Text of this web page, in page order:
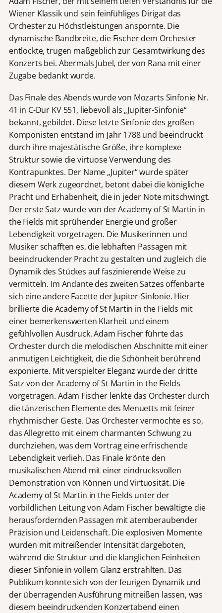
Wiener Klassik und sein feinfühliges Dirigat das
Orchester zu Höchstleistungen anspornte. Die
dynamische Bandbreite, die Fischer dem Orchester
entlockte, trugen maßgeblich zur Gesamtwirkung des
Konzerts bei. Abermals Jubel, der von Rana mit einer
Zugabe bedankt wurde.
Das Finale des Abends wurde von Mozarts Sinfonie Nr.
41 in C-Dur KV 551, liebevoll als „Jupiter-Sinfonie“
bekannt, gebildet. Diese letzte Sinfonie des großen
Komponisten entstand im Jahr 1788 und beeindruckt
durch ihre majestätische Größe, ihre komplexe
Struktur sowie die virtuose Verwendung des
Kontrapunktes. Der Name „Jupiter“ wurde später
diesem Werk zugeordnet, betont dabei die königliche
Pracht und Erhabenheit, die in jeder Note mitschwingt.
Der erste Satz wurde von der Academy of St Martin in
the Fields mit sprühender Energie und großer
Lebendigkeit vorgetragen. Die Musikerinnen und
Musiker schafften es, die lebhaften Passagen mit
beeindruckender Pracht zu gestalten und zugleich die
Dynamik des Stückes auf faszinierende Weise zu
vermitteln. Im Andante des zweiten Satzes offenbarte
sich eine andere Facette der Jupiter-Sinfonie. Hier
brillierte die Academy of St Martin in the Fields mit
einer bemerkenswerten Klarheit und einem
gefühlvollen Ausdruck. Adam Fischer führte das
Orchester durch die melodischen Abschnitte mit einer
anmutigen Leichtigkeit, die die Schönheit berührend
exponierte. Mit verspielter Eleganz wurde der dritte
Satz von der Academy of St Martin in the Fields
vorgetragen. Adam Fischer lenkte das Orchester durch
die tänzerischen Elemente des Menuetts mit feiner
rhythmischer Geste. Das Orchester vermochte es so,
das Allegretto mit einem charmanten Schwung zu
durchziehen, was dem Vortrag eine erfrischende
Lebendigkeit verlieh. Das Finale krönte den
musikalischen Abend mit einer eindrucksvollen
Demonstration von Können und Virtuosität. Die
Academy of St Martin in the Fields unter der
vorbildlichen Leitung von Adam Fischer bewältigte die
herausfordernden Passagen mit atemberaubender
Präzision und Leidenschaft. Die explosiven Momente
wurden mit mitreißender Intensität dargeboten,
während die Struktur und die klanglichen Feinheiten
dieser Sinfonie in vollem Glanz erstrahlten. Das
Publikum konnte sich von der feurigen Dynamik und
der überragenden Ausführung mitreißen lassen, was
diesem beeindruckenden Konzertabend einen